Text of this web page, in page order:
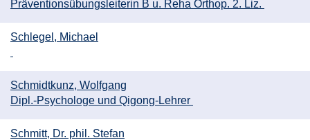
Präventionsübungsleiterin B u. Reha Orthop. 2. Liz.
Schlegel, Michael
Schmidtkunz, Wolfgang
Dipl.-Psychologe und Qigong-Lehrer
Schmitt, Dr. phil. Stefan